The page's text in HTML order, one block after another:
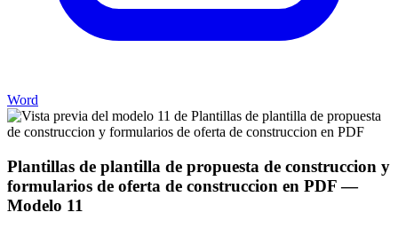
Word
Plantillas de plantilla de propuesta de construccion y
formularios de oferta de construccion en PDF—
Modelo 11